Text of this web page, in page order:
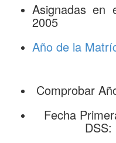
Asignadas en
2005
Año de la
Comprobar
Fecha